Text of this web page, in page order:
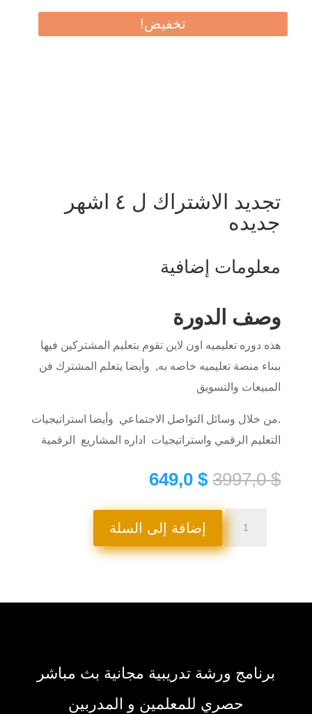
تخفيض!
تجديد الاشتراك ل ٤ اشهر
جديده
معلومات إضافية
وصف الدورة
هذه دوره تعليميه اون لاين تقوم بتعليم المشتركين فيها
ببناء منصة تعليميه خاصه به, وأيضا يتعلم المشترك فن
المبيعات والتسويق
.من خلال وسائل التواصل الاجتماعي وأيضا استراتيجيات
التعليم الرقمي واستراتيجيات اداره المشاريع الرقمية
3997,0$ السعر
الأصلي
هو:
3997,0 $.
649,0$ السعر
هو:
649,0 $.
تجديد
الاشتراك
إضافة إلى السلة
برنامج ورشة تدريبية مجانية بث مباشر
حصري للمعلمين و المدربين